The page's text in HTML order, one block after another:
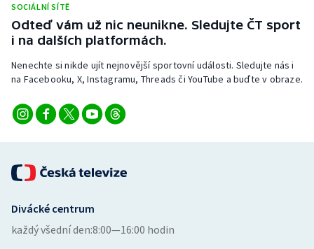
SOCIÁLNÍ SÍTĚ
Odteď vám už nic neunikne. Sledujte ČT sport
i na dalších platformách.
Nenechte si nikde ujít nejnovější sportovní události. Sledujte nás i
na Facebooku, X, Instagramu, Threads či YouTube a buďte v obraze.
Divácké centrum
každý všední den:8:00—16:00 hodin